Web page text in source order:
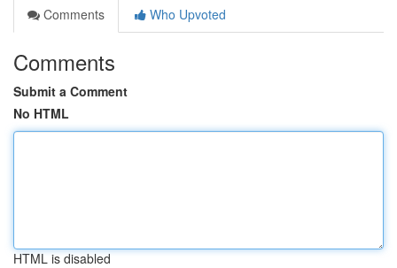
Comments
Who Upvoted
Comments
Submit a Comment
No HTML
HTML is disabled